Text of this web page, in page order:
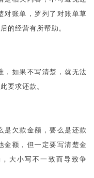
对账单，罗列了对账单草
的经营有所帮助。
，如果不写清楚，就无法
要求还款。
是欠款金额，要么是还款
金额，但一定要写清楚金
大小写不一致而导致争